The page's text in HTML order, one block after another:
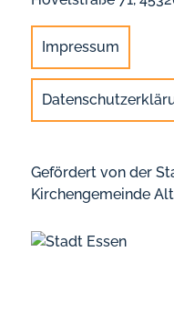
Impressum
Gefördert von der
Kirchengemeinde